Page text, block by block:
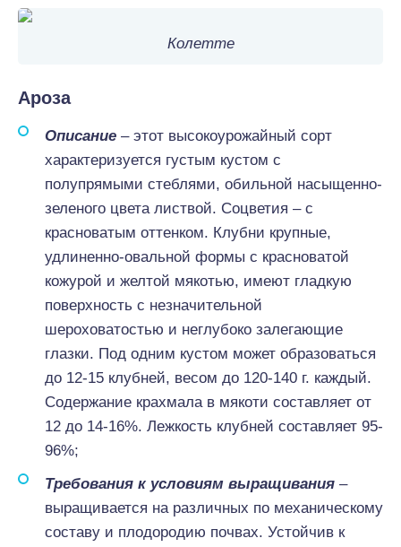
Колетте
Ароза
Описание – этот высокоурожайный сорт
характеризуется густым кустом с
полупрямыми стеблями, обильной насыщенно-
зеленого цвета листвой. Соцветия – с
красноватым оттенком. Клубни крупные,
удлиненно-овальной формы с красноватой
кожурой и желтой мякотью, имеют гладкую
поверхность с незначительной
шероховатостью и неглубоко залегающие
глазки. Под одним кустом может образоваться
до 12-15 клубней, весом до 120-140 г. каждый.
Содержание крахмала в мякоти составляет от
12 до 14-16%. Лежкость клубней составляет 95-
96%;
Требования к условиям выращивания –
выращивается на различных по механическому
составу и плодородию почвах. Устойчив к